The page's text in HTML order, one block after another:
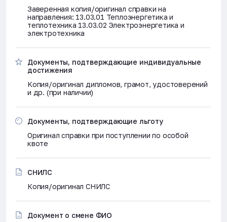
Заверенная копия/оригинал справки на
направления: 13.03.01 Теплоэнергетика и
теплотехника 13.03.02 Электроэнергетика и
электротехника
Документы, подтверждающие индивидуальные
достижения
Копия/оригинал дипломов, грамот, удостоверений
и др. (при наличии)
Документы, подтверждающие льготу
Оригинал справки при поступлении по особой
квоте
СНИЛС
Копия/оригинал СНИЛС
Документ о смене ФИО